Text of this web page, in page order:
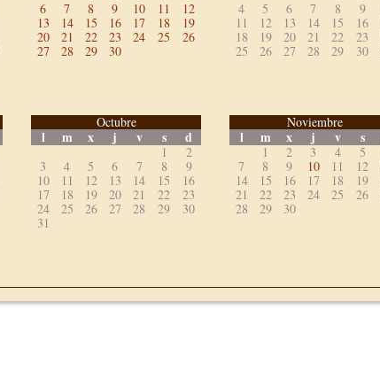
6
7 8 9 10 11
12
13
14 15 16 17 18
19
20
21 22 23 24 25
26
27
28 29 30
4
5 6 7 8 9
11
12 13 14 15 16
18
19 20 21 22 23
25
26 27 28 29 30
Octubre
l m x j v s d
1
2
3
4 5 6 7 8
9
10
11 12 13 14 15
16
17
18 19 20 21 22
23
24
25 26 27 28 29
30
31
Noviembre
l m x j v s
1 2 3 4 5
7
8 9 10 11 12
14
15 16 17 18 19
21
22 23 24 25 26
28
29 30